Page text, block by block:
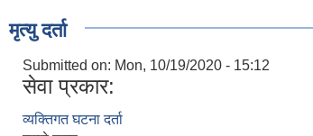
मृत्यु दर्ता
Submitted on: Mon, 10/19/2020 - 15:12
सेवा प्रकार:
व्यक्तिगत घटना दर्ता